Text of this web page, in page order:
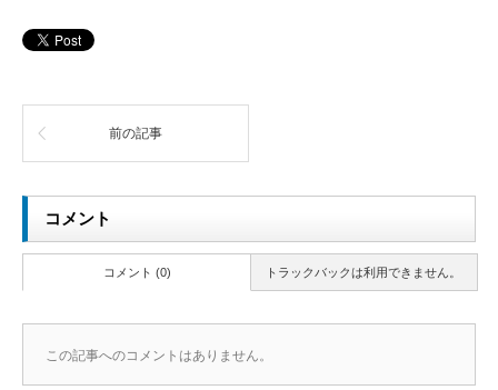
前の記事
コメント
トラックバックは利用できません。
コメント (0)
この記事へのコメントはありません。